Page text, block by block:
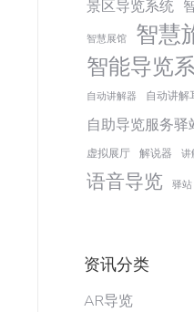
景区导览系统
智慧展馆 智慧
智能导览
自动讲解器 自动讲解
自助导览服务驿
虚拟展厅 解说器 讲
语音导览 驿站
资讯分类
AR导览